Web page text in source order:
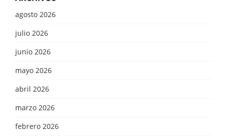
agosto 2026
julio 2026
junio 2026
mayo 2026
abril 2026
marzo 2026
febrero 2026